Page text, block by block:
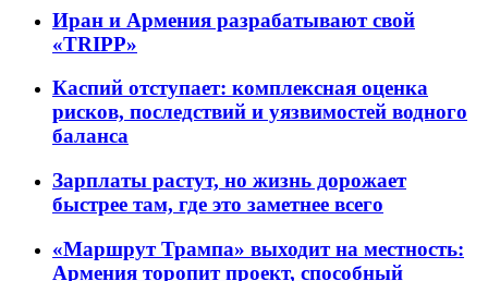
Иран и Армения разрабатывают свой
«TRIPP»
Каспий отступает: комплексная оценка
рисков, последствий и уязвимостей водного
баланса
Зарплаты растут, но жизнь дорожает
быстрее там, где это заметнее всего
«Маршрут Трампа» выходит на местность:
Армения торопит проект, способный